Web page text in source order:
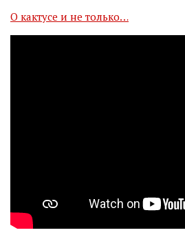
О кактусе и не только…